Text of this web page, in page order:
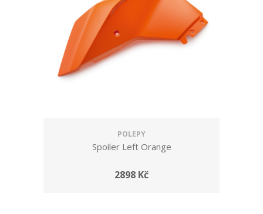
POLEPY
Spoiler Left Orange
2898 Kč